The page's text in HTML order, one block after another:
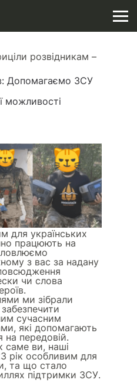
розвідникам –
Допомагаємо ЗСУ
можливості
для українських
працюють на
з вас за надану
чи слова
ми зібрали
сучасним
які допомагають
на передовій.
саме ви, наші
рік особливим для
та що стало
підтримки ЗСУ.